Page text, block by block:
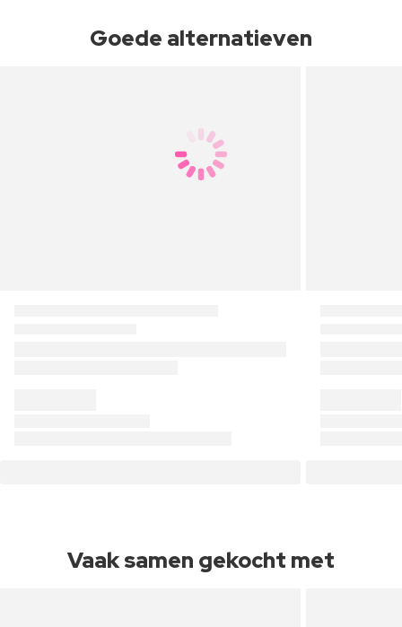
Goede alternatieven
Vaak samen gekocht met